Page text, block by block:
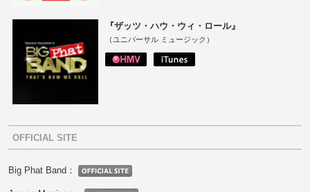
『ザッツ・ハウ・ウィ・ロール』
（ユニバーサル ミュージック）
OFFICIAL SITE
Big Phat Band：